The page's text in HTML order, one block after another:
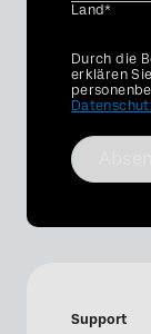
Land*
Privacy
Optin
Durch die
erklären
Support